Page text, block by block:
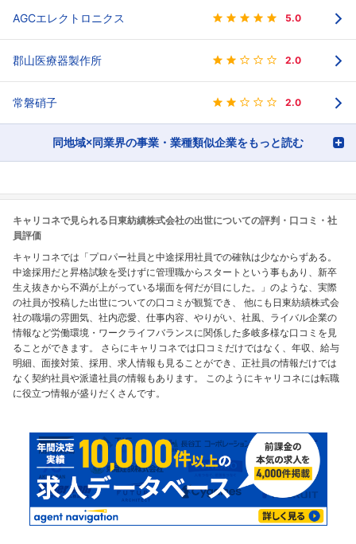
AGCエレクトロニクス 5.0
郡山医療器製作所 2.0
常磐硝子 2.0
同地域×同業界の事業・業種類似企業をもっと読む
キャリコネで見られる日東紡績株式会社の出世についての評判・口コミ・社
員評価
キャリコネでは「プロパー社員と中途採用社員での確執は少なからずある。
中途採用だと昇格試験を受けずに管理職からスタートという事もあり、新卒
生え抜きから不満が上がっている場面を何だが目にした。」のような、実際
の社員が投稿した出世についての口コミが観覧でき、 他にも日東紡績株式会
社の職場の雰囲気、社内恋愛、仕事内容、やりがい、社風、ライバル企業の
情報など労働環境・ワークライフバランスに関係した多岐多様な口コミを見
ることができます。 さらにキャリコネでは口コミだけではなく、年収、給与
明細、面接対策、採用、求人情報も見ることができ、正社員の情報だけでは
なく契約社員や派遣社員の情報もあります。 このようにキャリコネには転職
に役立つ情報が盛りだくさんです。